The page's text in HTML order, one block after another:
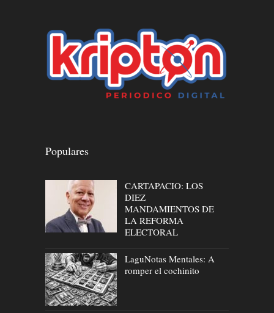
Populares
CARTAPACIO: LOS
DIEZ
MANDAMIENTOS DE
LA REFORMA
ELECTORAL
LaguNotas Mentales: A
romper el cochinito